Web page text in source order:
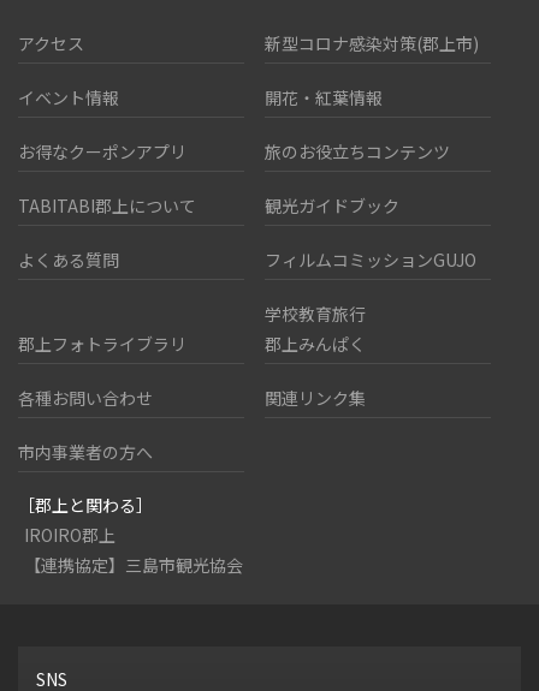
アクセス 新型コロナ感染対策(郡上市)
イベント情報 開花・紅葉情報
お得なクーポンアプリ 旅のお役立ちコンテンツ
TABITABI郡上について 観光ガイドブック
よくある質問 フィルムコミッションGUJO
郡上フォトライブラリ
学校教育旅行
郡上みんぱく
各種お問い合わせ 関連リンク集
市内事業者の方へ
［郡上と関わる］
IROIRO郡上
【連携協定】三島市観光協会
SNS